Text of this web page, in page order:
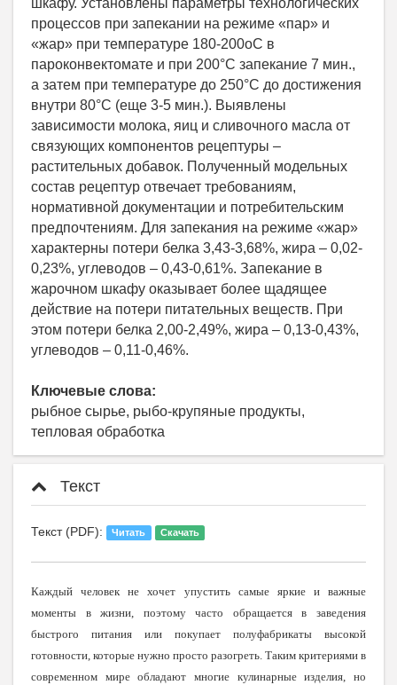
шкафу. Установлены параметры технологических
процессов при запекании на режиме «пар» и
«жар» при температуре 180-200оС в
пароконвектомате и при 200°С запекание 7 мин.,
а затем при температуре до 250°С до достижения
внутри 80°С (еще 3-5 мин.). Выявлены
зависимости молока, яиц и сливочного масла от
связующих компонентов рецептуры –
растительных добавок. Полученный модельных
состав рецептур отвечает требованиям,
нормативной документации и потребительским
предпочтениям. Для запекания на режиме «жар»
характерны потери белка 3,43-3,68%, жира – 0,02-
0,23%, углеводов – 0,43-0,61%. Запекание в
жарочном шкафу оказывает более щадящее
действие на потери питательных веществ. При
этом потери белка 2,00-2,49%, жира – 0,13-0,43%,
углеводов – 0,11-0,46%.
Ключевые слова:
рыбное сырье, рыбо-крупяные продукты,
тепловая обработка
Текст
Текст (PDF): Читать Скачать
Каждый человек не хочет упустить самые яркие и важные
моменты в жизни, поэтому часто обращается в заведения
быстрого питания или покупает полуфабрикаты высокой
готовности, которые нужно просто разогреть. Таким критериями в
современном мире обладают многие кулинарные изделия, но